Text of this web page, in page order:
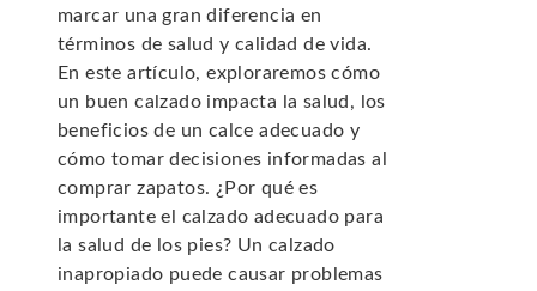
marcar una gran diferencia en
términos de salud y calidad de vida.
En este artículo, exploraremos cómo
un buen calzado impacta la salud, los
beneficios de un calce adecuado y
cómo tomar decisiones informadas al
comprar zapatos. ¿Por qué es
importante el calzado adecuado para
la salud de los pies? Un calzado
inapropiado puede causar problemas